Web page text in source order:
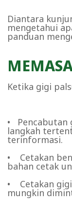
Diantara
mengetahui
panduan
Ketika gigi
• Pencabutan
langkah
terinformasi.
• Cetakan
bahan cetak
• Cetakan
mungkin